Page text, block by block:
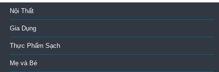
Nội Thất
Gia Dụng
Thực Phẩm Sạch
Mẹ và Bé